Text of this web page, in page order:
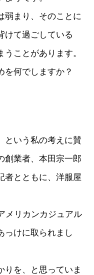
弱まり、そのことに
けて過ごしている
ことがあります。
を何でしますか？
という私の考えに賛
創業者、本田宗一郎
者とともに、洋服屋
メリカンカジュアル
っけに取られまし
りを、と思っていま